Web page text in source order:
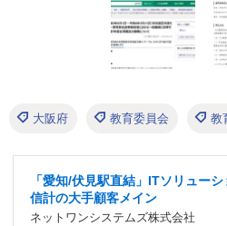
大阪府 教育委員会 教
「愛知/伏見駅直結」ITソリュー
信計の大手顧客メイン
ネットワンシステムズ株式会社